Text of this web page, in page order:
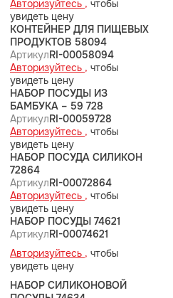
Авторизуйтесь , чтобы
увидеть цену
КОНТЕЙНЕР ДЛЯ ПИЩЕВЫХ
ПРОДУКТОВ 58094
АртикулRI-00058094
Авторизуйтесь , чтобы
увидеть цену
НАБОР ПОСУДЫ ИЗ
БАМБУКА – 59 728
АртикулRI-00059728
Авторизуйтесь , чтобы
увидеть цену
НАБОР ПОСУДА СИЛИКОН
72864
АртикулRI-00072864
Авторизуйтесь , чтобы
увидеть цену
НАБОР ПОСУДЫ 74621
АртикулRI-00074621
Авторизуйтесь , чтобы
увидеть цену
НАБОР СИЛИКОНОВОЙ